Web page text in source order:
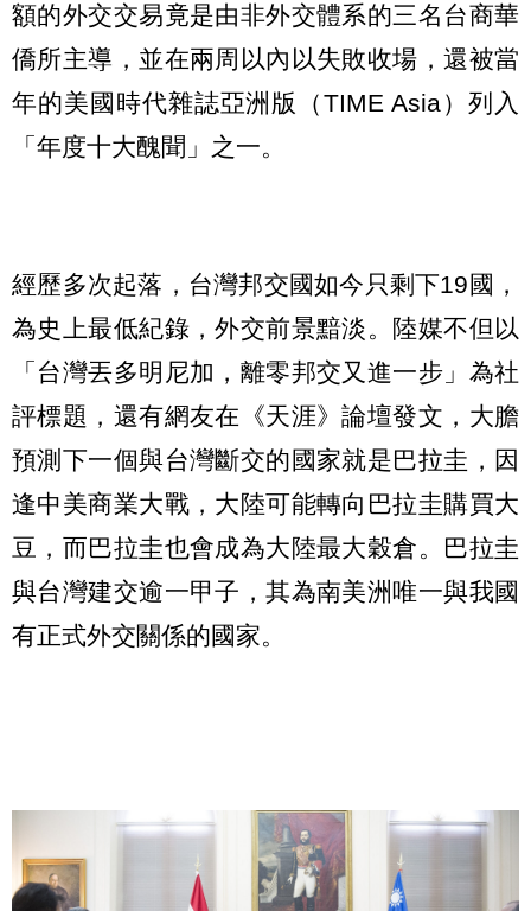
額的外交交易竟是由非外交體系的三名台商華
僑所主導，並在兩周以內以失敗收場，還被當
年的美國時代雜誌亞洲版（TIME Asia）列入
「年度十大醜聞」之一。
經歷多次起落，台灣邦交國如今只剩下19國，
為史上最低紀錄，外交前景黯淡。陸媒不但以
「台灣丟多明尼加，離零邦交又進一步」為社
評標題，還有網友在《天涯》論壇發文，大膽
預測下一個與台灣斷交的國家就是巴拉圭，因
逢中美商業大戰，大陸可能轉向巴拉圭購買大
豆，而巴拉圭也會成為大陸最大穀倉。巴拉圭
與台灣建交逾一甲子，其為南美洲唯一與我國
有正式外交關係的國家。